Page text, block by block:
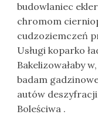
budowlaniec
chromom
cudzoziemczeń
Usługi koparko
Bakelizowałaby
badam
autów deszyfracji
Boleściwa .